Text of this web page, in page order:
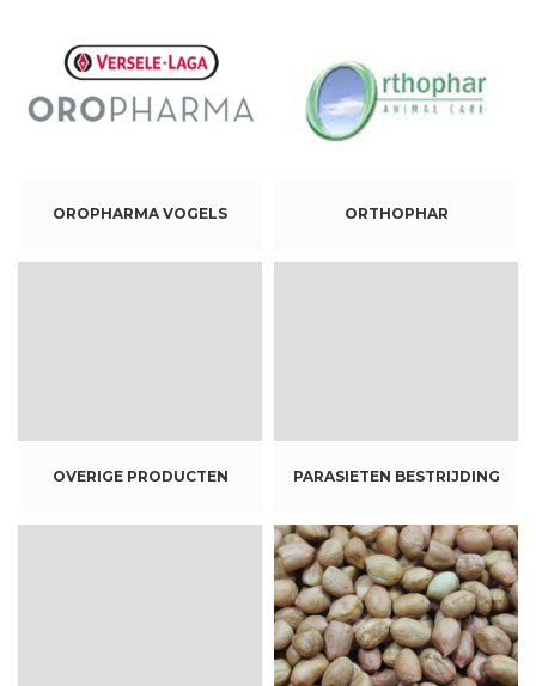
OROPHARMA VOGELS ORTHOPHAR
OVERIGE PRODUCTEN PARASIETEN BESTRIJDING